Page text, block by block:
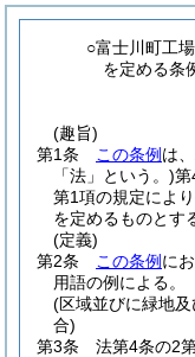
○富士川町工
を定める条
(趣旨)
第1条
この条例 は
「法」という。)第
第1項の規定によ
を定めるものとす
(定義)
第2条
この条例 に
用語の例による。
(区域並びに緑地
合)
第3条
法第4条の2